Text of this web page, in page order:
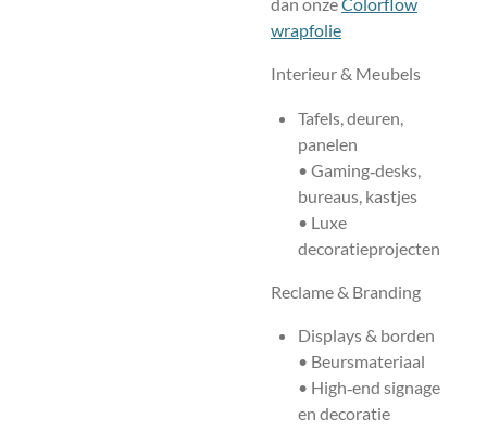
wrapfolie
Interieur & Meubels
Tafels, deuren,
panelen
• Gaming‑desks,
bureaus, kastjes
• Luxe
decoratieprojecten
Reclame & Branding
Displays & borden
• Beursmateriaal
• High‑end signage
en decoratie